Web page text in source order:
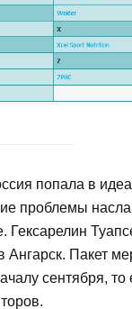
попала в
проблемы
Гексарелин
Ангарск. Пакет
сентября, то